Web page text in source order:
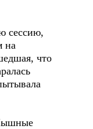
сессию,
на
что